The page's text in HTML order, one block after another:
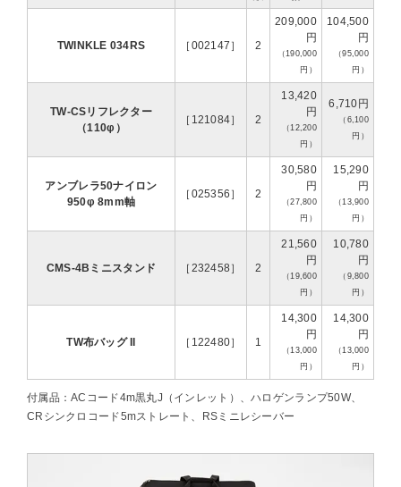
TWINKLE 034RS ［002147］ 2
209,000
円
（190,000
円）
104,500
円
（95,000
円）
TW-CSリフレクター
（110φ）
［121084］ 2
13,420
円
（12,200
円）
6,710円
（6,100
円）
アンブレラ50ナイロン
950φ 8mm軸
［025356］ 2
30,580
円
（27,800
円）
15,290
円
（13,900
円）
CMS-4Bミニスタンド ［232458］ 2
21,560
円
（19,600
円）
10,780
円
（9,800
円）
TW布バッグ II ［122480］ 1
14,300
円
（13,000
円）
14,300
円
（13,000
円）
付属品：ACコード4m黒丸J（インレット）、ハロゲンランプ50W、
CRシンクロコード5mストレート、RSミニレシーバー